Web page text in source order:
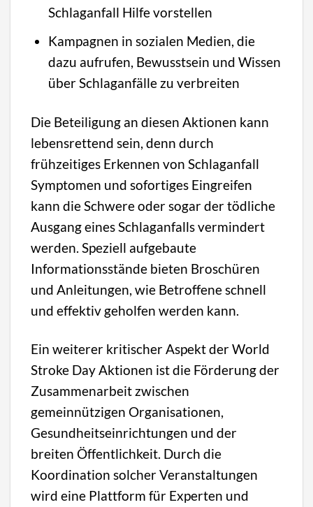
Schlaganfall Hilfe vorstellen
Kampagnen in sozialen Medien, die
dazu aufrufen, Bewusstsein und Wissen
über Schlaganfälle zu verbreiten
Die Beteiligung an diesen Aktionen kann
lebensrettend sein, denn durch
frühzeitiges Erkennen von Schlaganfall
Symptomen und sofortiges Eingreifen
kann die Schwere oder sogar der tödliche
Ausgang eines Schlaganfalls vermindert
werden. Speziell aufgebaute
Informationsstände bieten Broschüren
und Anleitungen, wie Betroffene schnell
und effektiv geholfen werden kann.
Ein weiterer kritischer Aspekt der World
Stroke Day Aktionen ist die Förderung der
Zusammenarbeit zwischen
gemeinnützigen Organisationen,
Gesundheitseinrichtungen und der
breiten Öffentlichkeit. Durch die
Koordination solcher Veranstaltungen
wird eine Plattform für Experten und